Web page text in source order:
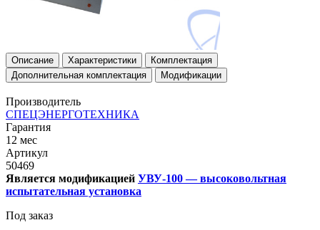
Описание Характеристики
Комплектация
Дополнительная комплектация
Модификации
Производитель
СПЕЦЭНЕРГОТЕХНИКА
Гарантия
12 мес
Артикул
50469
Является модификацией УВУ-100 — высоковольтная
испытательная установка
Под заказ